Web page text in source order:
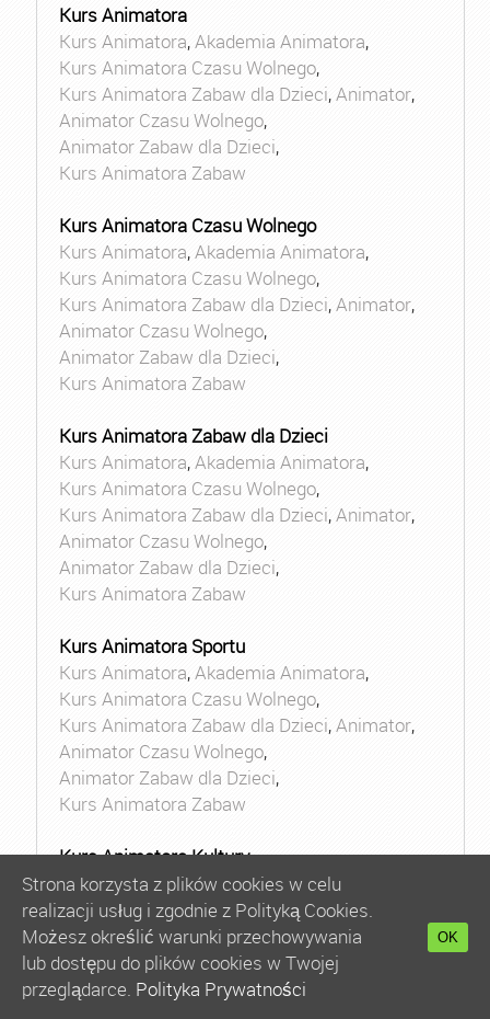
Kurs Animatora
Kurs Animatora,Akademia Animatora,
Kurs Animatora Czasu Wolnego,
Kurs Animatora Zabaw dla Dzieci,Animator,
Animator Czasu Wolnego,
Animator Zabaw dla Dzieci,
Kurs Animatora Zabaw
Kurs Animatora Czasu Wolnego
Kurs Animatora,Akademia Animatora,
Kurs Animatora Czasu Wolnego,
Kurs Animatora Zabaw dla Dzieci,Animator,
Animator Czasu Wolnego,
Animator Zabaw dla Dzieci,
Kurs Animatora Zabaw
Kurs Animatora Zabaw dla Dzieci
Kurs Animatora,Akademia Animatora,
Kurs Animatora Czasu Wolnego,
Kurs Animatora Zabaw dla Dzieci,Animator,
Animator Czasu Wolnego,
Animator Zabaw dla Dzieci,
Kurs Animatora Zabaw
Kurs Animatora Sportu
Kurs Animatora,Akademia Animatora,
Kurs Animatora Czasu Wolnego,
Kurs Animatora Zabaw dla Dzieci,Animator,
Animator Czasu Wolnego,
Animator Zabaw dla Dzieci,
Kurs Animatora Zabaw
Kurs Animatora Kultury
Kurs Animatora,Akademia Animatora
Kurs Animatora Czasu Wolnego,
Kurs Animatora Zabaw dla Dzieci,Animator
Animator Czasu Wolnego
Animator Zabaw dla Dzieci,
Strona korzysta z plików cookies w celu
realizacji usług i zgodnie z Polityką Cookies.
Możesz określić warunki przechowywania
lub dostępu do plików cookies w Twojej
przeglądarce. Polityka Prywatności
OK